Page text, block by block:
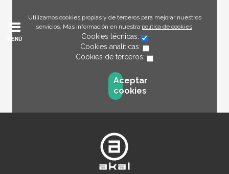
Utilizamos cookies propias y de terceros para mejorar nuestros
servicios. Más información en nuestra política de cookies.
Cookies técnicas:
Cookies analíticas:
Cookies de terceros:
Aceptar
cookies
MENÚ